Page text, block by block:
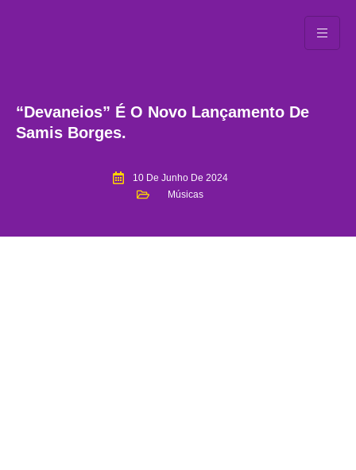
“Devaneios” É O Novo Lançamento De
Samis Borges.
10 De Junho De 2024
Músicas